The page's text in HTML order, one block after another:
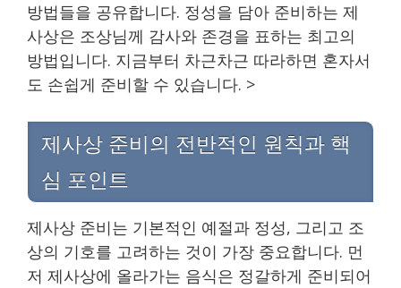
방법들을 공유합니다. 정성을 담아 준비하는 제
사상은 조상님께 감사와 존경을 표하는 최고의
방법입니다. 지금부터 차근차근 따라하면 혼자서
도 손쉽게 준비할 수 있습니다. >
제사상 준비의 전반적인 원칙과 핵
심 포인트
제사상 준비는 기본적인 예절과 정성, 그리고 조
상의 기호를 고려하는 것이 가장 중요합니다. 먼
저 제사상에 올라가는 음식은 정갈하게 준비되어